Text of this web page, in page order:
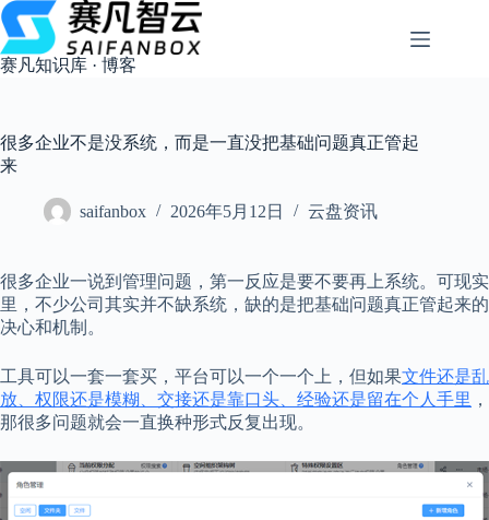
跳
过
内
容
赛凡知识库 · 博客
很多企业不是没系统，而是一直没把基础问题真正管起
来
saifanbox 2026年5月12日 云盘资讯
很多企业一说到管理问题，第一反应是要不要再上系统。可现实
里，不少公司其实并不缺系统，缺的是把基础问题真正管起来的
决心和机制。
工具可以一套一套买，平台可以一个一个上，但如果文件还是乱
放、权限还是模糊、交接还是靠口头、经验还是留在个人手里 ，
那很多问题就会一直换种形式反复出现。